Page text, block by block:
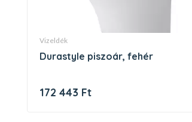
vizeldék
durastyle piszoár, fehér
172 443 Ft